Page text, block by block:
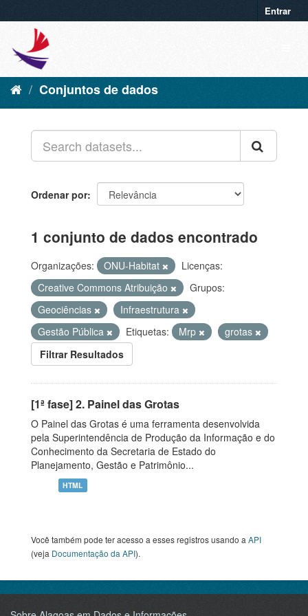
Entrar
Conjuntos de dados
Ordenar por
1 conjunto de dados encontrado
Organizações: ONU-Habitat
Licenças:
Creative Commons Atribuição
Grupos:
Geociências
Infraestrutura
Gestão Pública
Etiquetas: Mrp
grotas
Filtrar Resultados
[1ª fase] 2. Painel das Grotas
O Painel das Grotas é uma ferramenta desenvolvida
pela Superintendência de Produção da Informação e do
Conhecimento da Secretaria de Estado do
Planejamento, Gestão e Patrimônio...
HTML
Você também pode ter acesso a esses registros usando a API
(veja Documentação da API).